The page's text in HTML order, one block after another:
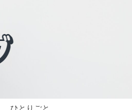
ひとりごと